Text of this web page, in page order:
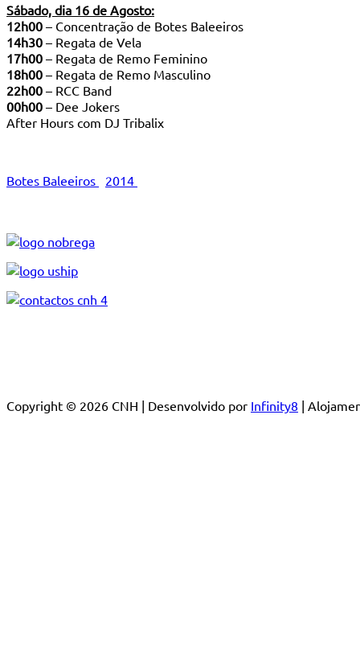
Sábado, dia 16 de Agosto:
12h00 – Concentração de Botes Baleeiros
14h30 – Regata de Vela
17h00 – Regata de Remo Feminino
18h00 – Regata de Remo Masculino
22h00 – RCC Band
00h00 – Dee Jokers
After Hours com DJ Tribalix
Botes Baleeiros 2014
Copyright © 2026 CNH | Desenvolvido por Infinity8 |